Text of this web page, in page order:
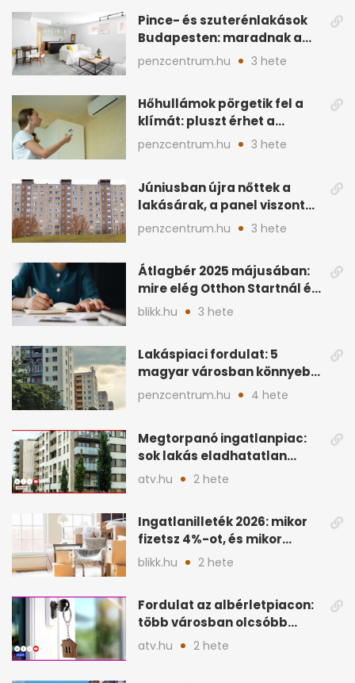
Pince- és szuterénlakások
Budapesten: maradnak a
szigorú szabályok
penzcentrum.hu 3 hete
Hőhullámok pörgetik fel a
klímát: pluszt érhet a
lakásban a hűtés
penzcentrum.hu 3 hete
Júniusban újra nőttek a
lakásárak, a panel viszont
lemaradt
penzcentrum.hu 3 hete
Átlagbér 2025 májusában:
mire elég Otthon Startnál és
hitelnél?
blikk.hu 3 hete
Lakáspiaci fordulat: 5
magyar városban könnyebb
lett lakást venni
penzcentrum.hu 4 hete
Megtorpanó ingatlanpiac:
sok lakás eladhatatlan
maradhat árcsökkentés
atv.hu 2 hete
Ingatlanilleték 2026: mikor
fizetsz 4%-ot, és mikor
úszható meg legálisan?
blikk.hu 2 hete
Fordulat az albérletpiacon:
több városban olcsóbb
lehet a hiteltörlesztő
atv.hu 2 hete